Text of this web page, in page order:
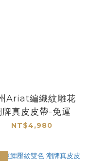
Ariat編織紋雕花
牌真皮皮帶-免運
NT$4,980